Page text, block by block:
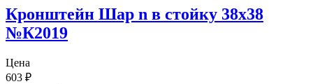
Кронштейн Шар n в стойку 38х38
№К2019
Цена
603 ₽